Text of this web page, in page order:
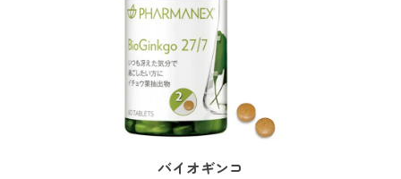
バイオギンコ